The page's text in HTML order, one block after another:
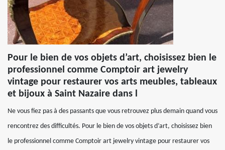
Pour le bien de vos objets d’art, choisissez bien le
professionnel comme Comptoir art jewelry
vintage pour restaurer vos arts meubles, tableaux
et bijoux à Saint Nazaire dans l
Ne vous fiez pas à des passants que vous retrouvez plus demain quand vous
rencontrez des difficultés. Pour le bien de vos objets d’art, choisissez bien
le professionnel comme Comptoir art jewelry vintage pour restaurer vos